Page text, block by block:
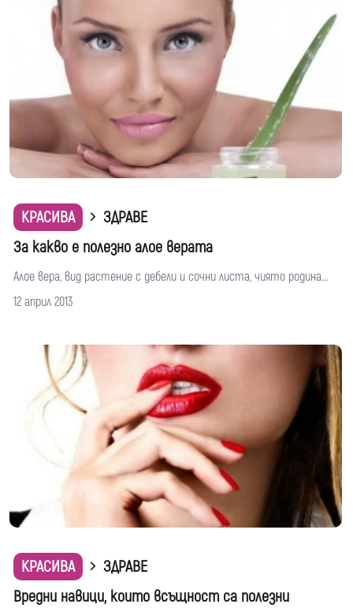
КРАСИВА
ЗДРАВЕ
За какво е полезно алое верата
Алое вера, вид растение с дебели и сочни листа, чиято родина...
12 април 2013
КРАСИВА
ЗДРАВЕ
Вредни навици, които всъщност са полезни